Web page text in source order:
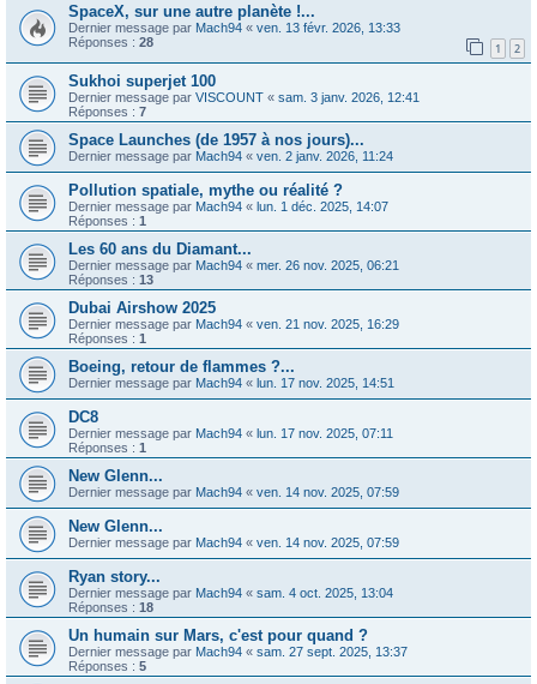
SpaceX, sur une autre planète !...
Dernier message par Mach94 « ven. 13 févr. 2026, 13:33
Réponses : 28 1 2
Sukhoi superjet 100
Dernier message par VISCOUNT « sam. 3 janv. 2026, 12:41
Réponses : 7
Space Launches (de 1957 à nos jours)...
Dernier message par Mach94 « ven. 2 janv. 2026, 11:24
Pollution spatiale, mythe ou réalité ?
Dernier message par Mach94 « lun. 1 déc. 2025, 14:07
Réponses : 1
Les 60 ans du Diamant...
Dernier message par Mach94 « mer. 26 nov. 2025, 06:21
Réponses : 13
Dubai Airshow 2025
Dernier message par Mach94 « ven. 21 nov. 2025, 16:29
Réponses : 1
Boeing, retour de flammes ?...
Dernier message par Mach94 « lun. 17 nov. 2025, 14:51
DC8
Dernier message par Mach94 « lun. 17 nov. 2025, 07:11
Réponses : 1
New Glenn...
Dernier message par Mach94 « ven. 14 nov. 2025, 07:59
New Glenn...
Dernier message par Mach94 « ven. 14 nov. 2025, 07:59
Ryan story...
Dernier message par Mach94 « sam. 4 oct. 2025, 13:04
Réponses : 18
Un humain sur Mars, c'est pour quand ?
Dernier message par Mach94 « sam. 27 sept. 2025, 13:37
Réponses : 5